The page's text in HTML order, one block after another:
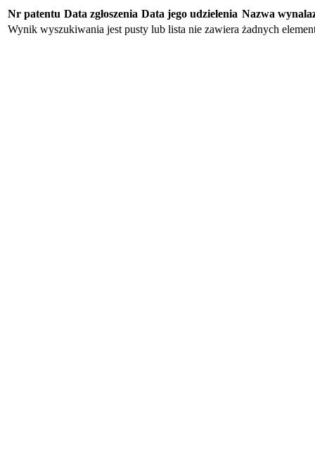
Nr patentu Data zgłoszenia Data jego udzielenia Nazwa
Wynik wyszukiwania jest pusty lub lista nie zawiera żadnych